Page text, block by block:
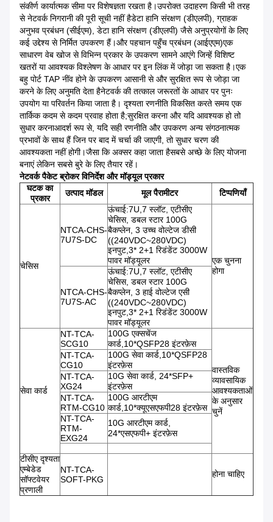
संकीर्ण कार्यात्मक सीमा पर विशेषज्ञता रखता है।उपरोक्त उदाहरण किसी भी तरह
से नेटवर्क निगरानी की पूरी सूची नहीं हैडेटा हानि संरक्षण (डीएलपी), ग्राहक
अनुभव प्रबंधन (सीईएम), डेटा हानि संरक्षण (डीएलपी) जैसे अनुप्रयोगों के लिए
कई उद्देश्य से निर्मित उपकरण हैं।और पहचान पहुँच प्रबंधन (आईएएम)एक
साधारण वेब खोज से विभिन्न प्रकार के उपकरण सामने आएंगे जिन्हें विशिष्ट
खतरों या आवश्यक विश्लेषण के आधार पर इन लिंक में जोड़ा जा सकता है।एक
बहु पोर्ट TAP नींव होने के उपकरण आसानी से और सुरक्षित रूप से जोड़ा जा
करने के लिए अनुमति देता हैनेटवर्क की तत्काल जरूरतों के आधार पर पुनः
उपयोग या परिवर्तन किया जाता है। दृश्यता रणनीति विकसित करते समय एक
तार्किक कदम से कदम प्रवाह होता है;सुरक्षित करना और यदि आवश्यक हो तो
सुधार करनाआदर्श रूप से, यदि सही रणनीति और उपकरण अन्य संगठनात्मक
प्रभावों के साथ हैं जिन पर बाद में चर्चा की जाएगी, तो सुधार चरण की
आवश्यकता नहीं होगी।जैसा कि अक्सर कहा जाता हैसबसे अच्छे के लिए योजना
बनाएं लेकिन सबसे बुरे के लिए तैयार रहें।
नेटवर्क पैकेट ब्रोकर विनिर्देश और मॉड्यूल प्रकार
घटक का
प्रकार
उत्पाद मॉडल मूल पैरामीटर टिप्पणियाँ
चेसिस
NTCA-CHS-
7U7S-DC
ऊंचाई:7U,7 स्लॉट, एटीसीए
चेसिस, डबल स्टार 100G
बैकप्लेन, 3 उच्च वोल्टेज डीसी
((240VDC~280VDC)
इनपुट,3* 2+1 रिडंडेंट 3000W
पावर मॉड्यूलर
एक चुनना
होगा
NTCA-CHS-
7U7S-AC
ऊंचाई:7U,7 स्लॉट, एटीसीए
चेसिस, डबल स्टार 100G
बैकप्लेन, 3 हाई वोल्टेज एसी
((240VDC~280VDC)
इनपुट,3* 2+1 रिडंडेंट 3000W
पावर मॉड्यूलर
सेवा कार्ड
NT-TCA-
SCG10
100G एक्सचेंज
कार्ड,10*QSFP28 इंटरफ़ेस
वास्तविक
व्यावसायिक
आवश्यकताओं
के अनुसार
चुनें
NT-TCA-
CG10
100G सेवा कार्ड,10*QSFP28
इंटरफ़ेस
NT-TCA-
XG24
10G सेवा कार्ड, 24*SFP+
इंटरफ़ेस
NT-TCA-
RTM-CG10
100G आरटीएम
कार्ड,10*क्यूएसएफपी28 इंटरफ़ेस
NT-TCA-
RTM-
EXG24
10G आरटीएम कार्ड,
24*एसएफपी+ इंटरफ़ेस
टीसीए दृश्यता
एम्बेडेड
सॉफ्टवेयर
प्रणाली
NT-TCA-
SOFT-PKG
होना चाहिए